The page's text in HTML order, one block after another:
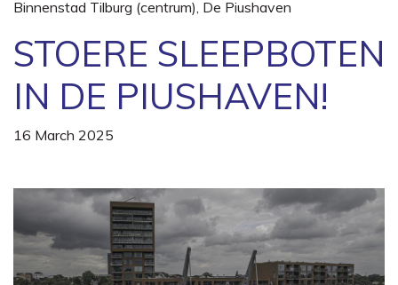
Binnenstad Tilburg (centrum) De Piushaven
STOERE SLEEPBOTEN
IN DE PIUSHAVEN!
16 March 2025